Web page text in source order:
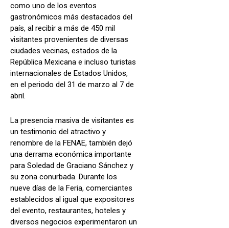
como uno de los eventos
gastronómicos más destacados del
país, al recibir a más de 450 mil
visitantes provenientes de diversas
ciudades vecinas, estados de la
República Mexicana e incluso turistas
internacionales de Estados Unidos,
en el periodo del 31 de marzo al 7 de
abril.
La presencia masiva de visitantes es
un testimonio del atractivo y
renombre de la FENAE, también dejó
una derrama económica importante
para Soledad de Graciano Sánchez y
su zona conurbada. Durante los
nueve días de la Feria, comerciantes
establecidos al igual que expositores
del evento, restaurantes, hoteles y
diversos negocios experimentaron un